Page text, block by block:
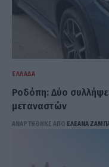
ΕΛΛΆΔΑ
Ροδόπη: Δύο
μεταναστών
ΑΝΑΡΤΗΘΗΚΕ ΑΠΟ ΕΛΕΑΝΑ